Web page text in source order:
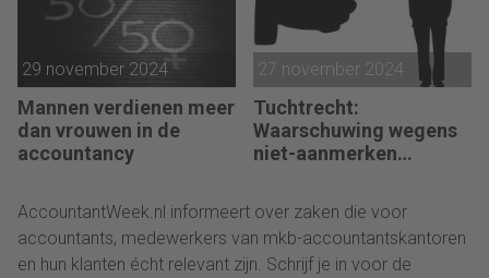
29 november 2024
Mannen verdienen meer
dan vrouwen in de
accountancy
27 november 2024
Tuchtrecht:
Waarschuwing wegens
niet-aanmerken
aangelegenheid’
AccountantWeek.nl informeert over zaken die voor
accountants, medewerkers van mkb-accountantskantoren
en hun klanten écht relevant zijn. Schrijf je in voor de